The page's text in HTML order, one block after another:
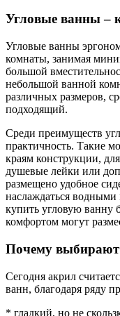
Угловые ванны –
Угловые ванны
комнаты, занимая
большой
небольшой ванной
различных размеров,
подходящий.
Среди преимуществ
практичность. Такие
краям конструкции,
душевые лейки или
размещено удобное
наслаждаться
купить угловую ванну
комфортом могут
Почему выбирают
Сегодня акрил
ванн, благодаря ряду
* гладкий, но не